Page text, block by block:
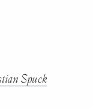
Spuck